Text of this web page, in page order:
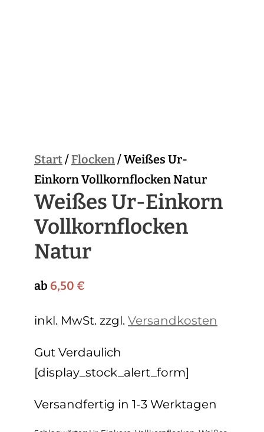
Start/Flocken/ Weißes Ur-
Einkorn Vollkornflocken Natur
Weißes Ur-Einkorn
Vollkornflocken
Natur
ab 6,50 €
inkl. MwSt. zzgl. Versandkosten
Gut Verdaulich
[display_stock_alert_form]
Versandfertig in 1-3 Werktagen